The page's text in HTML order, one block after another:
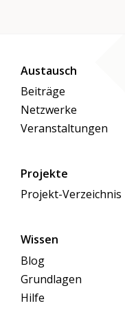
Austausch
Beiträge
Netzwerke
Veranstaltungen
Projekte
Projekt-Verzeichnis
Wissen
Blog
Grundlagen
Hilfe